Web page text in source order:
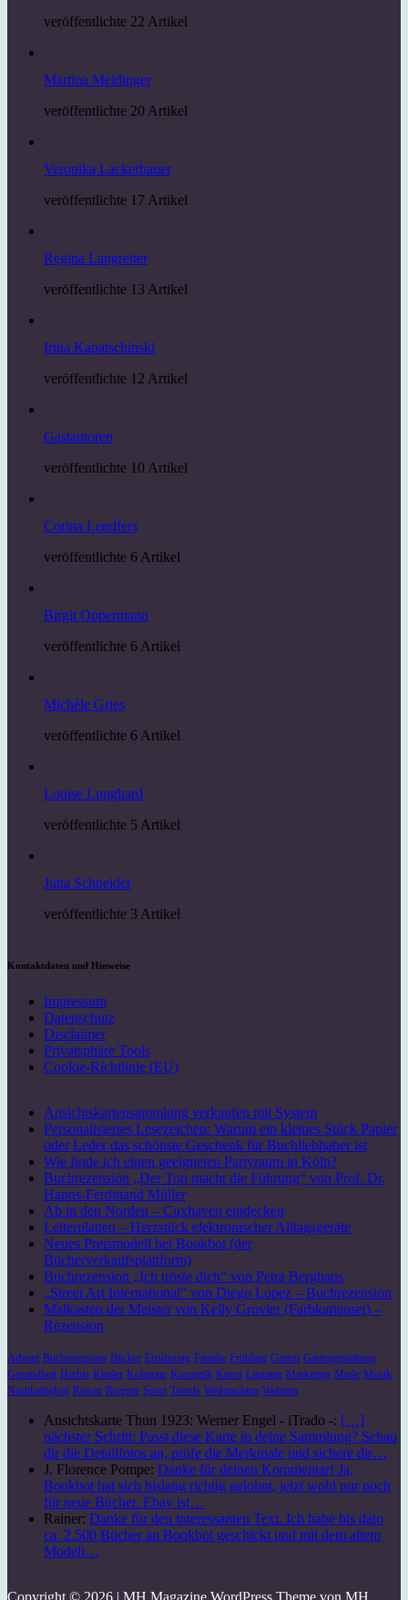
veröffentlichte 22 Artikel
Martina Meidinger
veröffentlichte 20 Artikel
Veronika Lackerbauer
veröffentlichte 17 Artikel
Regina Langreiter
veröffentlichte 13 Artikel
Irina Kapatschinski
veröffentlichte 12 Artikel
Gastautoren
veröffentlichte 10 Artikel
Corina Lendfers
veröffentlichte 6 Artikel
Birgit Oppermann
veröffentlichte 6 Artikel
Michèle Gries
veröffentlichte 6 Artikel
Louise Lunghard
veröffentlichte 5 Artikel
Jutta Schneider
veröffentlichte 3 Artikel
Kontaktdaten und Hinweise
Impressum
Datenschutz
Disclaimer
Privatsphäre Tools
Cookie-Richtlinie (EU)
Ansichtskartensammlung verkaufen mit System
Personalisiertes Lesezeichen: Warum ein kleines Stück Papier
oder Leder das schönste Geschenk für Buchliebhaber ist
Wie finde ich einen geeigneten Partyraum in Köln?
Buchrezension „Der Ton macht die Führung“ von Prof. Dr.
Hanns-Ferdinand Müller
Ab in den Norden – Cuxhaven entdecken
Leiterplatten – Herzstück elektronischer Alltagsgeräte
Neues Preismodell bei Bookbot (der
Bücherverkaufsplattform)
Buchrezension „Ich tröste dich“ von Petra Berghaus
„Street Art International“ von Diego Lopez – Buchrezension
Malkasten der Meister von Kelly Grovier (Farbkartenset) –
Rezension
Advent Buchrezension Bücher Ernährung Familie Frühling Garten Gartengestaltung
Gesundheit Herbst Kinder Kolumne Kosmetik Kunst Literatur Marketing Mode Musik
Nachhaltigkeit Reisen Rezepte Sport Trends Weihnachten Wohnen
Ansichtskarte Thun 1923: Werner Engel - iTrado -: […]
nächster Schritt: Passt diese Karte in deine Sammlung? Schau
dir die Detailfotos an, prüfe die Merkmale und sichere dir…
J. Florence Pompe: Danke für deinen Kommentar! Ja,
Bookbot hat sich bislang richtig gelohnt, jetzt wohl nur noch
für neue Bücher. Ebay ist…
Rainer: Danke für den interessanten Text. Ich habe bis dato
ca. 2.500 Bücher an Bookbot geschickt und mit dem altem
Modell…
Copyright © 2026 | MH Magazine WordPress Theme von MH